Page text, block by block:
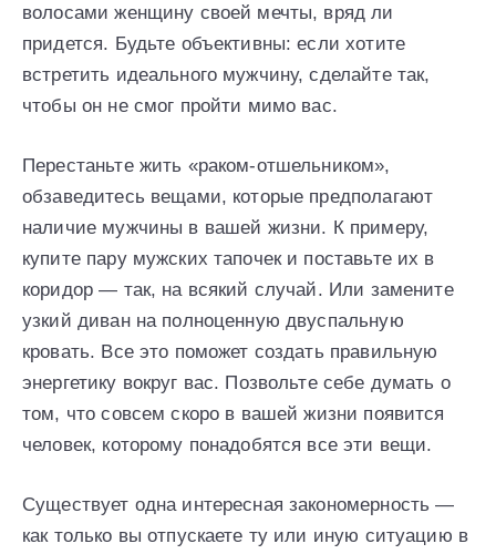
волосами женщину своей мечты, вряд ли
придется. Будьте объективны: если хотите
встретить идеального мужчину, сделайте так,
чтобы он не смог пройти мимо вас.
Перестаньте жить «раком-отшельником»,
обзаведитесь вещами, которые предполагают
наличие мужчины в вашей жизни. К примеру,
купите пару мужских тапочек и поставьте их в
коридор — так, на всякий случай. Или замените
узкий диван на полноценную двуспальную
кровать. Все это поможет создать правильную
энергетику вокруг вас. Позвольте себе думать о
том, что совсем скоро в вашей жизни появится
человек, которому понадобятся все эти вещи.
Существует одна интересная закономерность —
как только вы отпускаете ту или иную ситуацию в